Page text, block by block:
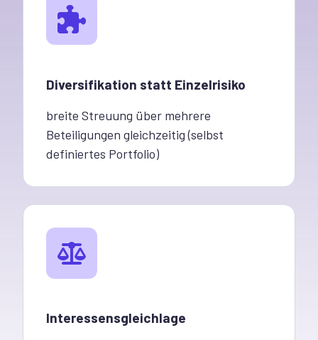
Diversifikation statt Einzelrisiko
breite Streuung über mehrere
Beteiligungen gleichzeitig (selbst
definiertes Portfolio)
Interessensgleichlage